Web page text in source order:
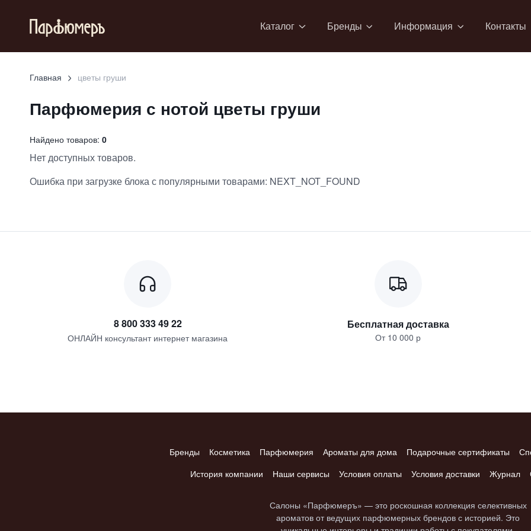
Каталог Бренды Информация Контакты
Главная цветы груши
Парфюмерия с нотой цветы груши
Найдено товаров: 0
Нет доступных товаров.
Ошибка при загрузке блока с популярными товарами: NEXT_NOT_FOUND
8 800 333 49 22
ОНЛАЙН консультант интернет магазина
Бесплатная доставка
От 10 000 р
Бренды Косметика Парфюмерия Ароматы для дома Подарочные сертификаты
История компании
Наши сервисы Условия оплаты Условия доставки Журнал
Салоны «Парфюмеръ» — это роскошная коллекция селективных
ароматов от ведущих парфюмерных брендов с историей. Это